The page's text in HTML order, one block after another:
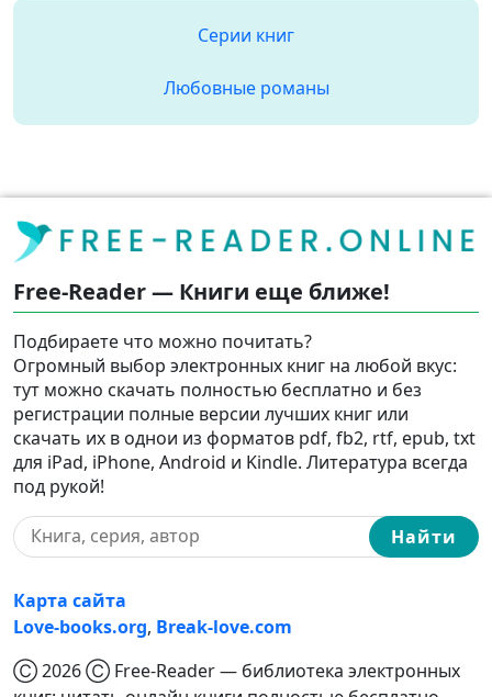
Серии книг
Любовные романы
Free-Reader — Книги еще ближе!
Подбираете что можно почитать?
Огромный выбор электронных книг на любой вкус:
тут можно скачать полностью бесплатно и без
регистрации полные версии лучших книг или
скачать их в однои из форматов pdf, fb2, rtf, epub, txt
для iPad, iPhone, Android и Kindle. Литература всегда
под рукой!
Найти
Карта сайта
Love-books.org, Break-love.com
Ⓒ 2026 Ⓒ Free-Reader — библиотека электронных